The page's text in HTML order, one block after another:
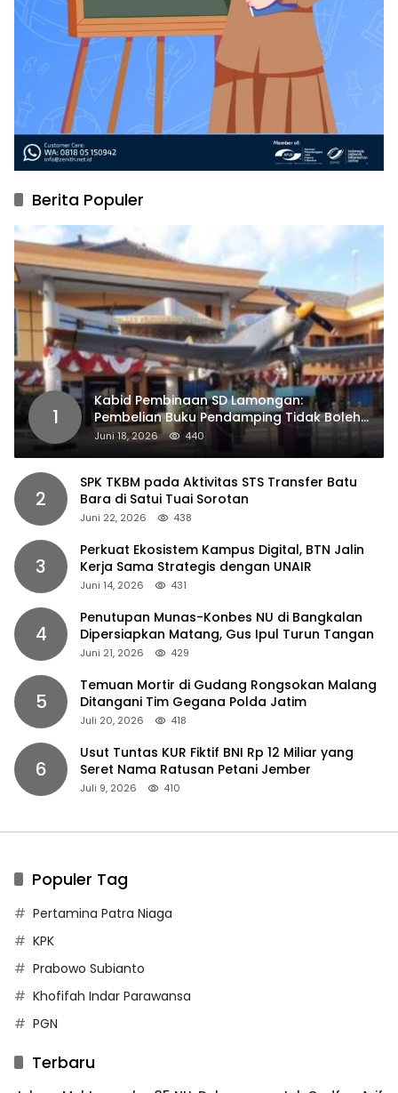
Berita Populer
1
Kabid Pembinaan SD Lamongan:
Pembelian Buku Pendamping Tidak Boleh
Dipaksakan
Juni 18, 2026 440
2
SPK TKBM pada Aktivitas STS Transfer Batu
Bara di Satui Tuai Sorotan
Juni 22, 2026 438
3
Perkuat Ekosistem Kampus Digital, BTN Jalin
Kerja Sama Strategis dengan UNAIR
Juni 14, 2026 431
4
Penutupan Munas-Konbes NU di Bangkalan
Dipersiapkan Matang, Gus Ipul Turun Tangan
Juni 21, 2026 429
5
Temuan Mortir di Gudang Rongsokan Malang
Ditangani Tim Gegana Polda Jatim
Juli 20, 2026 418
6
Usut Tuntas KUR Fiktif BNI Rp 12 Miliar yang
Seret Nama Ratusan Petani Jember
Juli 9, 2026 410
Populer Tag
Pertamina Patra Niaga
KPK
Prabowo Subianto
Khofifah Indar Parawansa
PGN
Terbaru